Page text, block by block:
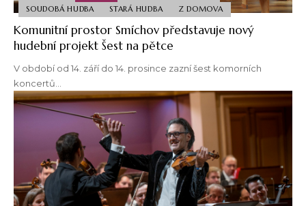
SOUDOBÁ HUDBA
STARÁ HUDBA Z DOMOVA
Komunitní prostor Smíchov představuje nový
hudební projekt Šest na pětce
V období od 14. září do 14. prosince zazní šest komorních
koncertů…